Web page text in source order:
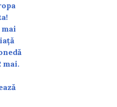
mai
mai.